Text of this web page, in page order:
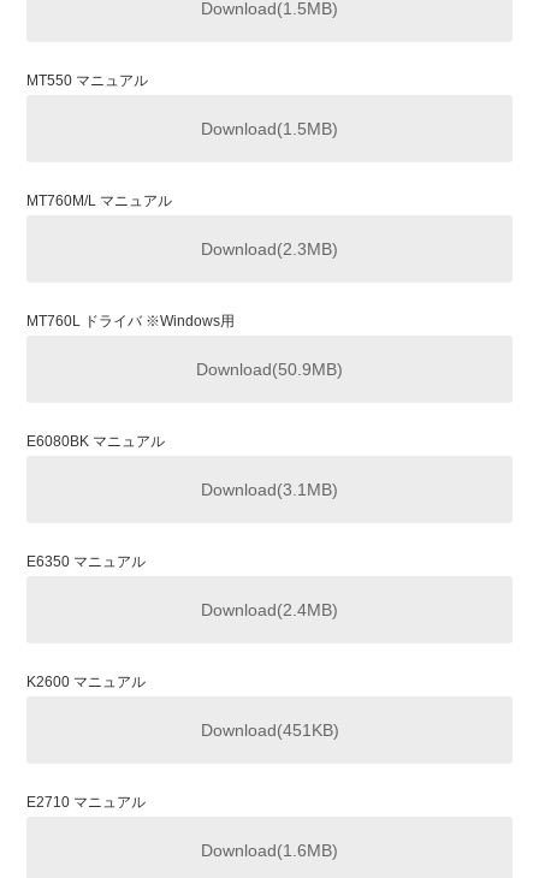
Download(1.5MB)
MT550 マニュアル
Download(1.5MB)
MT760M/L マニュアル
Download(2.3MB)
MT760L ドライバ ※Windows用
Download(50.9MB)
E6080BK マニュアル
Download(3.1MB)
E6350 マニュアル
Download(2.4MB)
K2600 マニュアル
Download(451KB)
E2710 マニュアル
Download(1.6MB)